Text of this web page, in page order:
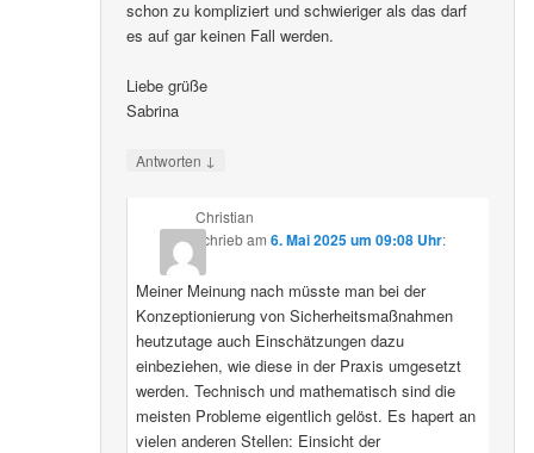
schon zu kompliziert und schwieriger als das darf
es auf gar keinen Fall werden.
Liebe grüße
Sabrina
Antworten ↓
Christian
schriebam 6. Mai 2025 um 09:08 Uhr:
Meiner Meinung nach müsste man bei der
Konzeptionierung von Sicherheitsmaßnahmen
heutzutage auch Einschätzungen dazu
einbeziehen, wie diese in der Praxis umgesetzt
werden. Technisch und mathematisch sind die
meisten Probleme eigentlich gelöst. Es hapert an
vielen anderen Stellen: Einsicht der